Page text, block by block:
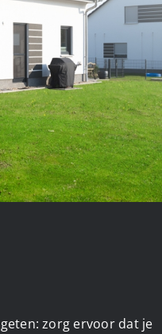
zorg ervoor dat je